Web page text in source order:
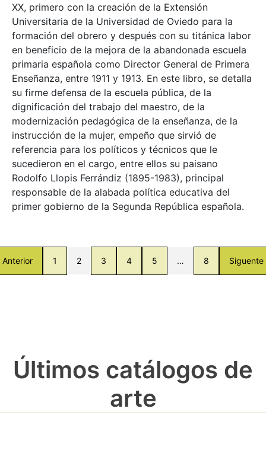
XX, primero con la creación de la Extensión
Universitaria de la Universidad de Oviedo para la
formación del obrero y después con su titánica labor
en beneficio de la mejora de la abandonada escuela
primaria española como Director General de Primera
Enseñanza, entre 1911 y 1913. En este libro, se detalla
su firme defensa de la escuela pública, de la
dignificación del trabajo del maestro, de la
modernización pedagógica de la enseñanza, de la
instrucción de la mujer, empeño que sirvió de
referencia para los políticos y técnicos que le
sucedieron en el cargo, entre ellos su paisano
Rodolfo Llopis Ferrándiz (1895-1983), principal
responsable de la alabada política educativa del
primer gobierno de la Segunda República española.
Anterior 1 2 3 4 5 … 8 Siguente
Últimos catálogos de
arte